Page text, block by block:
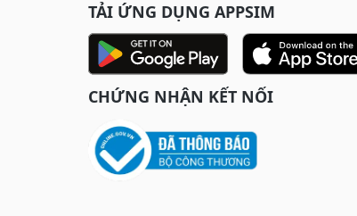
TẢI ỨNG DỤNG APPSIM
CHỨNG NHẬN KẾT NỐI